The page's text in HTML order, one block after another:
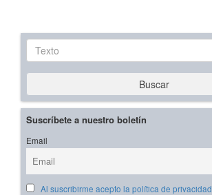
Texto
Buscar
Suscríbete a nuestro boletín
Email
Al suscribirme acepto la política de privacidad